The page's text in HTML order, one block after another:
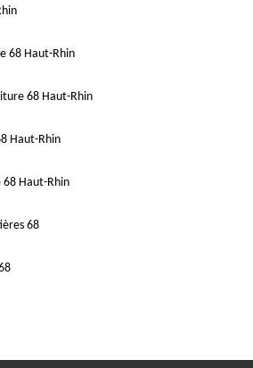
68 Haut-Rhin
68 Haut-Rhin
Haut-Rhin
Haut-Rhin
68